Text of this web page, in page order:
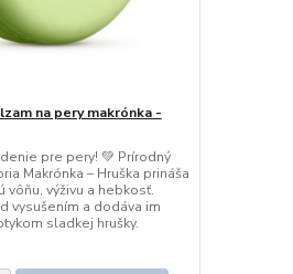
na pery makrónka -
pre pery! 💚 Prírodný
Makrónka – Hruška prináša
vôňu, výživu a hebkosť.
vysušením a dodáva im
sladkej hrušky.